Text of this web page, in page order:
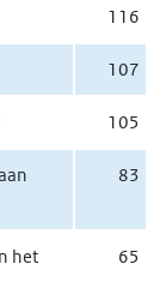
116
107
105
83
het
65